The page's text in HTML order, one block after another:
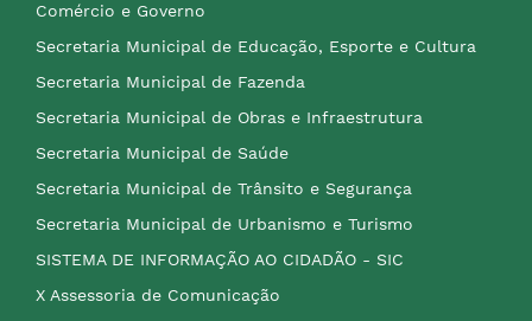
Comércio e Governo
Secretaria Municipal de Educação, Esporte e Cultura
Secretaria Municipal de Fazenda
Secretaria Municipal de Obras e Infraestrutura
Secretaria Municipal de Saúde
Secretaria Municipal de Trânsito e Segurança
Secretaria Municipal de Urbanismo e Turismo
SISTEMA DE INFORMAÇÃO AO CIDADÃO - SIC
X Assessoria de Comunicação